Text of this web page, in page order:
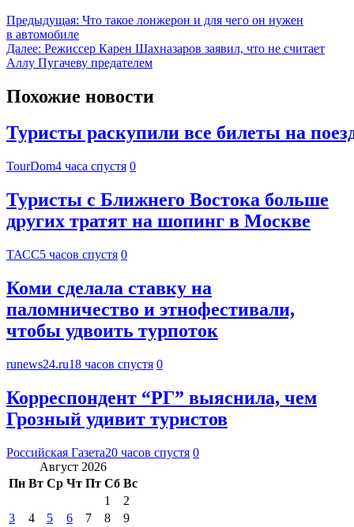
Предыдущая: Что такое лонжерон и для чего он нужен
в автомобиле
Далее: Режиссер Карен Шахназаров заявил, что не считает
Аллу Пугачеву предателем
Похожие новости
Туристы раскупили все билеты на
TourDom4 часа спустя 0
Туристы с Ближнего Востока больше
других тратят на шопинг в Москве
ТАСС5 часов спустя 0
Коми сделала ставку на
паломничество и этнофестивали,
чтобы удвоить турпоток
runews24.ru18 часов спустя 0
Корреспондент “РГ” выяснила, чем
Грозный удивит туристов
Российская Газета20 часов спустя 0
Август 2026
Пн Вт Ср Чт Пт Сб Вс
1
2
3
4 5 6 7 8
9